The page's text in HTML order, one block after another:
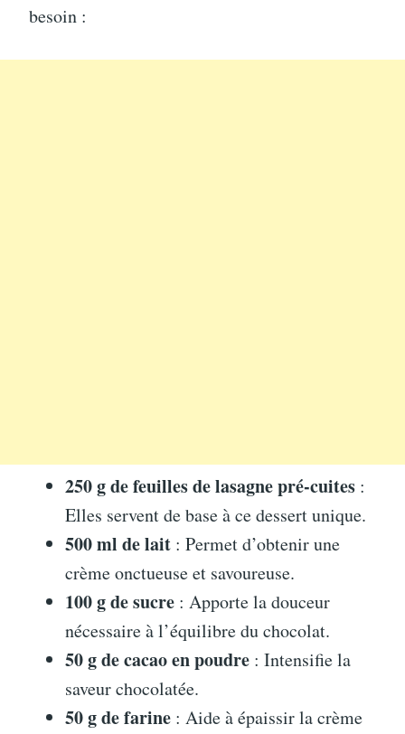
besoin :
250 g de feuilles de lasagne pré-cuites :
Elles servent de base à ce dessert unique.
500 ml de lait : Permet d’obtenir une
crème onctueuse et savoureuse.
100 g de sucre : Apporte la douceur
nécessaire à l’équilibre du chocolat.
50 g de cacao en poudre : Intensifie la
saveur chocolatée.
50 g de farine : Aide à épaissir la crème